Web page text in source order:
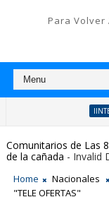
Para Volver
Comunitarios de Las
de la cañada - Invalid
Home Nacionales
"TELE OFERTAS"